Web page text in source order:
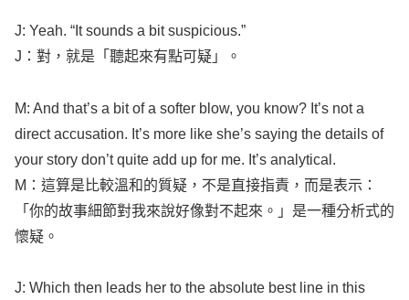
J: Yeah. “Itsounds a bit suspicious.”
J：對，就是「聽起來有點可疑」。
M: And that’s a bitof a softer blow, you know? It’s not a
direct accusation. It’s more like she’s saying the details of
your story don’t quite add up for me. It’s analytical .
M：這算是比較溫和的質疑，不是直接指責，而是表示：
「你的故事細節對我來說好像對不起來。」是一種分析式的
懷疑。
J: Which then leads her to the absolute best line in this